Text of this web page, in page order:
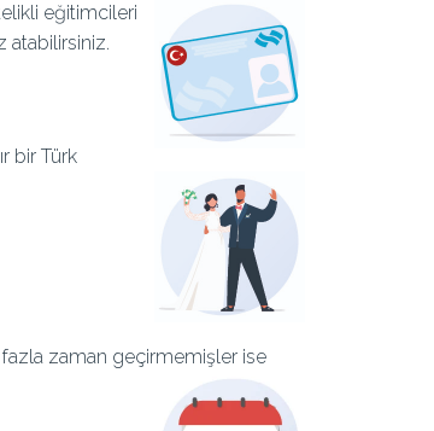
eğitimcileri
atabilirsiniz.
bir Türk
fazla zaman geçirmemişler ise